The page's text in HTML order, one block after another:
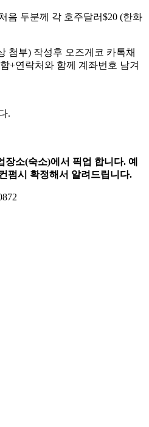
음 두분께 각 호주달러$20 (한화
첨부) 작성후 오즈게코 카톡채
+연락처와 함께 계좌번호 남겨
.
소(숙소)에서 픽업 합니다. 예
펌시 확정해서 알려드립니다.